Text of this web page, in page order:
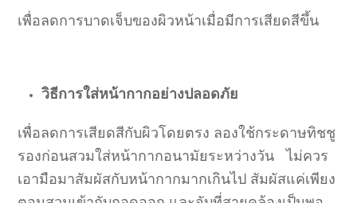
เพื่อลดการบาดเจ็บของผิวหน้าเมื่อมีการเสียดสีขึ้น
วิธีการใส่หน้ากากอย่างปลอดภัย
เพื่อลดการเสียดสีกับผิวโดยตรง ลองใช้กระดาษทิชชู
รองก่อนสวมใส่หน้ากากอนามัยระหว่างวัน ไม่ควร
เอามือมาสัมผัสกับหน้ากากมากเกินไป สัมผัสแค่เพียง